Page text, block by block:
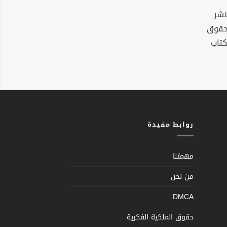
روابط مفيدة
مهمتنا
من نحن
DMCA
حقوق الملكية الفكرية